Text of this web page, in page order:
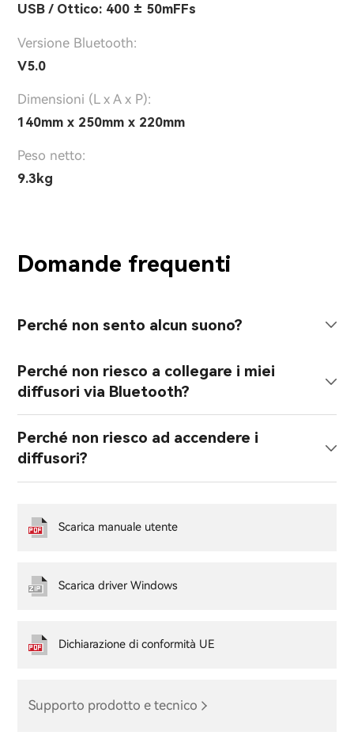
USB / Ottico: 400 ± 50mFFs
Versione Bluetooth:
V5.0
Dimensioni (L x A x P):
140mm x 250mm x 220mm
Peso netto:
9.3kg
Domande frequenti
Perché non sento alcun suono?
Perché non riesco a collegare i miei
diffusori via Bluetooth?
Perché non riesco ad accendere i
diffusori?
Supporto prodotto e tecnico
Scarica manuale utente
Scarica driver Windows
Dichiarazione di conformità UE